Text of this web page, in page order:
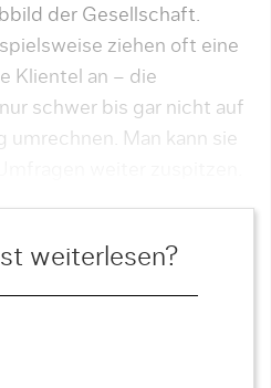
der Gesellschaft.
ziehen oft eine
Klientel an – die
schwer bis gar nicht auf
umrechnen. Man kann sie
weiterlesen?